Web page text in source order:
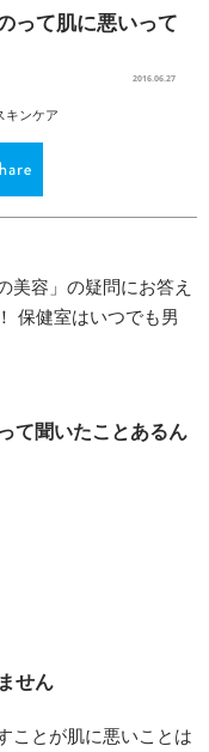
って肌に悪いって
2016.06.27
キンケア
美容」の疑問にお答え
保健室はいつでも男
て聞いたことあるん
せん
ことが肌に悪いことは